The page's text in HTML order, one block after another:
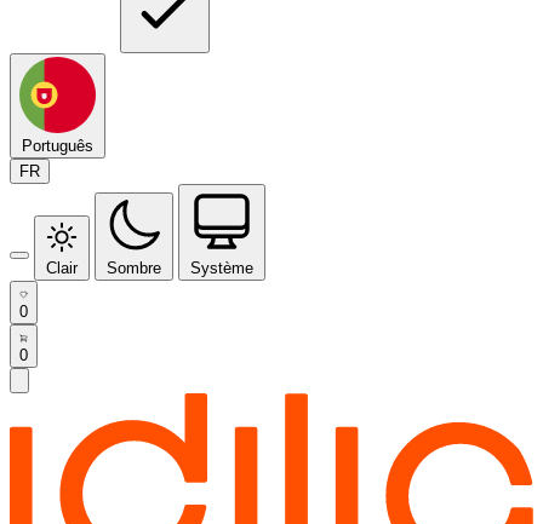
Português
FR
Clair Sombre Système
0
0